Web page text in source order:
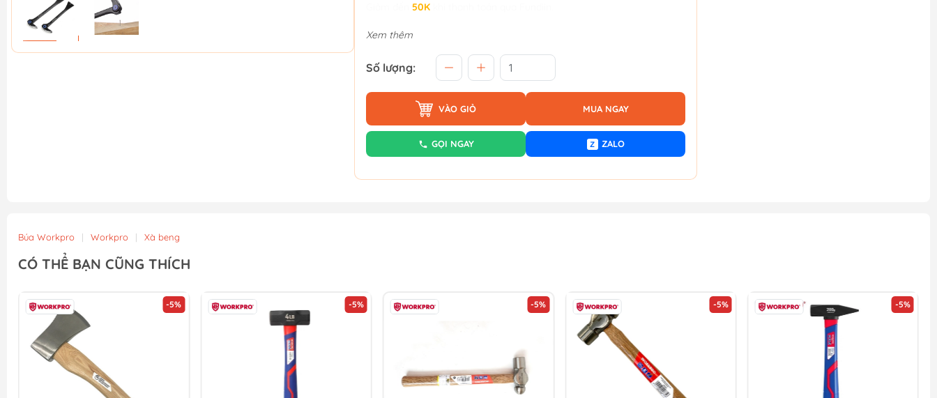
50K
Xem thêm
Số lượng:
VÀO GIỎ MUA NGAY
GỌI NGAY Z ZALO
Búa Workpro | Workpro | Xà beng
CÓ THỂ BẠN CŨNG THÍCH
-5% -5% -5% -5% -5%